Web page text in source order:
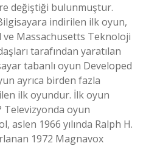
değiştiği bulunmuştur.
indirilen ilk oyun,
ve Massachusetts Teknoloji
tarafından yaratılan
tabanlı oyun Developed
ayrıca birden fazla
ilk oyundur. İlk oyun
Televizyonda oyun
aslen 1966 yılında Ralph H.
1972 Magnavox